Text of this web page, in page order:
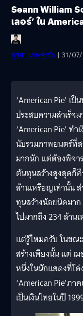
Seann William
เลอร์’ ใน
สุชยา เกษจำรัส | 31/
‘American Pie’
ประสบความสำเร็จ
‘American Pie’ ท
นับรวมภาพยนตร์ที่ส
มากนัก แต่ต้องพิจา
ต้นทุนสร้างสูงสุดก็คื
ล้านเหรียญเท่านั้น
ทุนสร้างน้อยนิดมา
ไปมากถึง 234 ล้าน
แต่รู้ไหมครับ ในขณ
สร้างเพียงนั้น แต่
หนึ่งในนักแสดงที่โด่
‘American Pie’ภ
เป็นเงินไทยในปี